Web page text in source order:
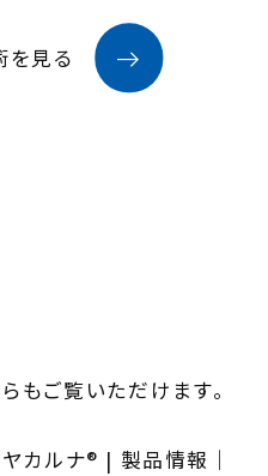
を見る
もご覧いただけます。
カルナ® | 製品情報｜